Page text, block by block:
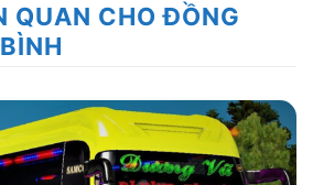
QUAN CHO ĐỒNG